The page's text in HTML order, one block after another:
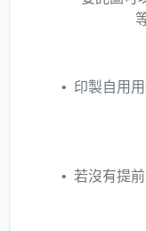
印製自用
若沒有提